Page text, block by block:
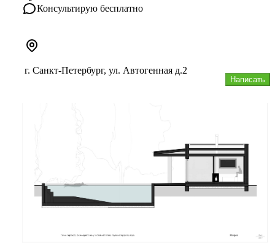
Консультирую бесплатно
Написать
г. Санкт-Петербург, ул. Автогенная д.2